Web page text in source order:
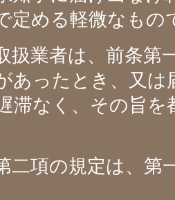
定める軽微なも
業者は、前条第
あったとき、又は
滞なく、その旨
項の規定は、第